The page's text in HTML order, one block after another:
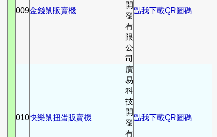
009金錢鼠販賣機
開
發
有
限
公
司
點我下載QR圖碼
010快樂鼠扭蛋販賣機
廣
易
科
技
開
發
有
點我下載QR圖碼